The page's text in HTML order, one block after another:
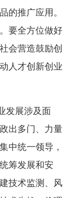
策风险
更高要
势不掌
摸象”的状
技前沿知